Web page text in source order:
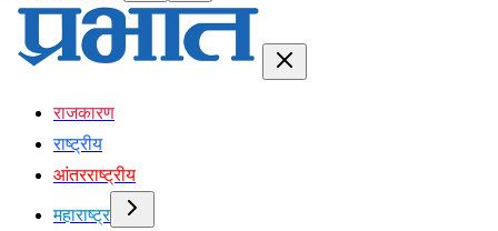
राजकारण
राष्ट्रीय
आंतरराष्ट्रीय
महाराष्ट्र